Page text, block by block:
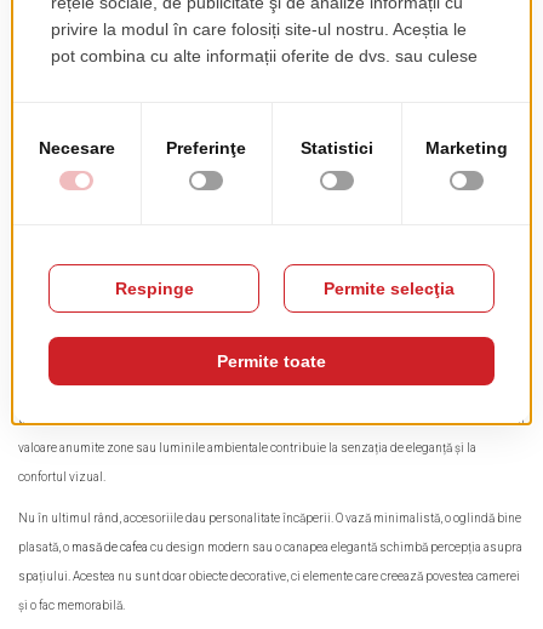
pereților până la materialele folosite pentru tapițerie sau finisaje, transmite un mesaj subtil
limbaj trebuie să inspire confort, rafinament și armonie.
Paleta cromatică este primul detaliu care influențează experiența oaspetelui. Nu este
Materialele alese au și ele un rol decisiv. Textilele rezistente, lemnul natural sau finisajele de
chiar și după ani de utilizare.
Iluminatul completează atmosfera. O suită cu lumină caldă și bine direcționată poate
transforma un spațiu simplu într-un colț primitor. Lampadarele discrete, spoturile care pun în
valoare anumite zone sau luminile ambientale contribuie la senzația de eleganță și la
confortul vizual.
Nu în ultimul rând, accesoriile dau personalitate încăperii. O vază minimalistă, o oglindă bine
plasată, o masă de cafea cu design modern sau o canapea elegantă schimbă percepția asupra
spațiului. Acestea nu sunt doar obiecte decorative, ci elemente care creează povestea camerei
și o fac memorabilă.